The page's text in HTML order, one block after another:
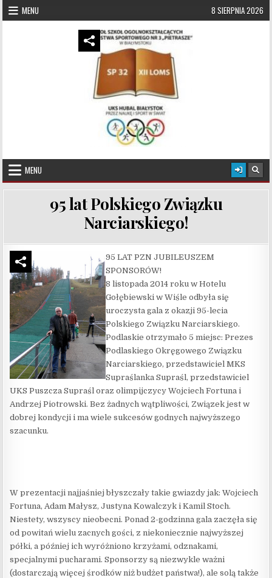
Skip to content
MENU 8 SIERPNIA 2026
UKS Hubal Białystok
MENU
95 lat Polskiego Związku
Narciarskiego!
95 LAT PZN JUBILEUSZEM
SPONSORÓW!
8 listopada 2014 roku w Hotelu
Gołębiewski w Wiśle odbyła się
uroczysta gala z okazji 95-lecia
Polskiego Związku Narciarskiego.
Podlaskie otrzymało 5 miejsc: Prezes
Podlaskiego Okręgowego Związku
Narciarskiego, przedstawiciel MKS
Supraślanka Supraśl, przedstawiciel
UKS Puszcza Supraśl oraz olimpijczycy Wojciech Fortuna i
Andrzej Piotrowski. Bez żadnych wątpliwości, Związek jest w
dobrej kondycji i ma wiele sukcesów godnych najwyższego
szacunku.
W prezentacji najjaśniej błyszczały takie gwiazdy jak: Wojciech
Fortuna, Adam Małysz, Justyna Kowalczyk i Kamil Stoch.
Niestety, wszyscy nieobecni. Ponad 2-godzinna gala zaczęła się
od powitań wielu zacnych gości, z niekoniecznie najwyższej
półki, a później ich wyróżniono krzyżami, odznakami,
specjalnymi pucharami. Sponsorzy są niezwykle ważni
(dostarczają więcej środków niż budżet państwa!), ale solą także